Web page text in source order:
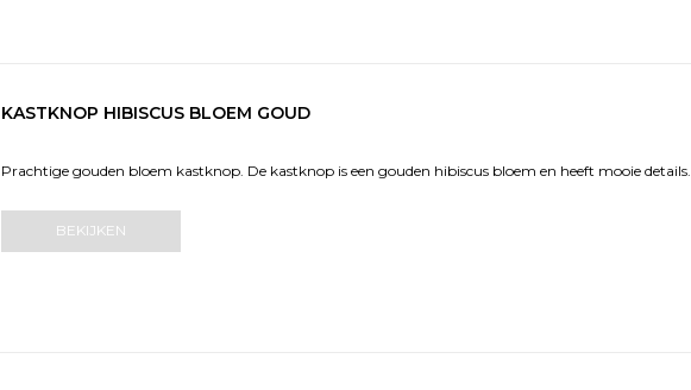
KASTKNOP HIBISCUS BLOEM GOUD
Prachtige gouden bloem kastknop. De kastknop is een gouden hibiscus bloem en heeft mooie details.
BEKIJKEN